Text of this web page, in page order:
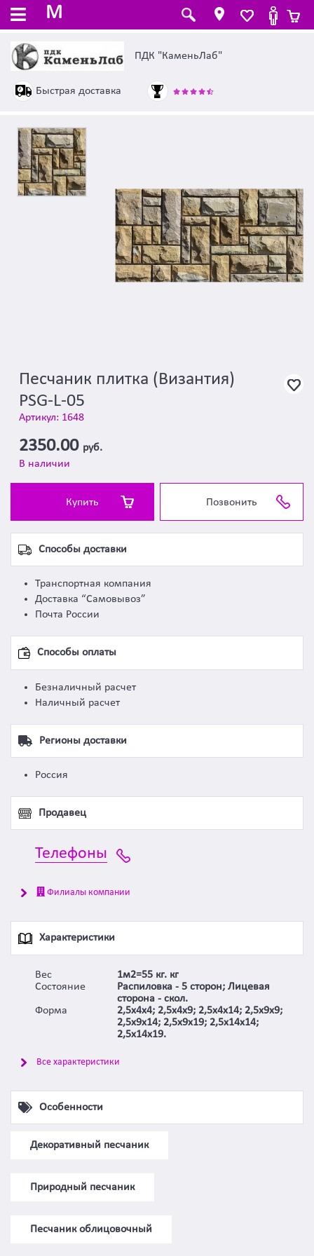
M
ПДК "КаменьЛаб"
Быстрая доставка
Песчаник плитка (Византия)
PSG-L-05
Артикул: 1648
2350.00 руб.
В наличии
Купить Позвонить
Способы доставки
Транспортная компания
Доставка “Самовывоз”
Почта России
Способы оплаты
Безналичный расчет
Наличный расчет
Регионы доставки
Россия
Продавец
Телефоны
Филиалы компании
Характеристики
Вес
1м2=55 кг. кг
Состояние
Распиловка - 5 сторон; Лицевая
сторона - скол.
Форма
2,5х4х4; 2,5х4х9; 2,5х4х14; 2,5х9х9;
2,5х9х14; 2,5х9х19; 2,5х14х14;
2,5х14х19.
Все характеристики
Особенности
Декоративный песчаник
Природный песчаник
Песчаник облицовочный